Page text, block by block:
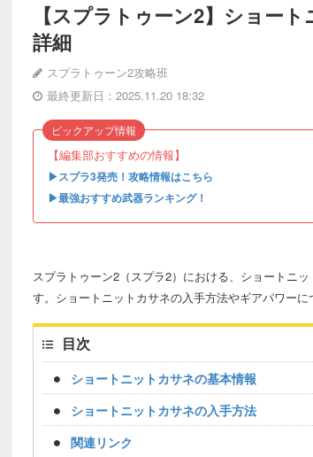
【スプラトゥーン2】ショー
詳細
スプラトゥーン2攻略班
最終更新日：2025.11.20 18:32
【編集部おすすめの情報】
▶︎スプラ3発売！攻略情報はこちら
▶︎最強おすすめ武器ランキング！
ピックアップ情報
スプラトゥーン2（スプラ2）における、ショートニ
す。ショートニットカサネの入手方法やギアパワー
目次
ショートニットカサネの基本情報
ショートニットカサネの入手方法
関連リンク